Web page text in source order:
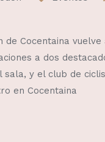
de Cocentaina
a dos
y el club de
en Cocentaina